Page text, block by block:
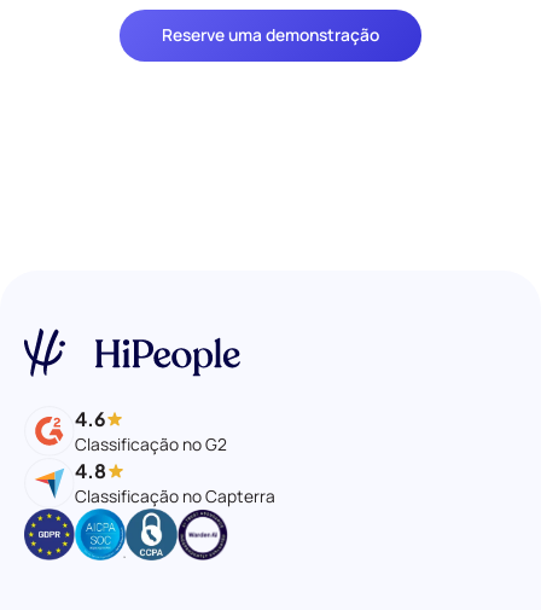
Reserve uma demonstração
4.6
Classificação no G2
4.8
Classificação no Capterra